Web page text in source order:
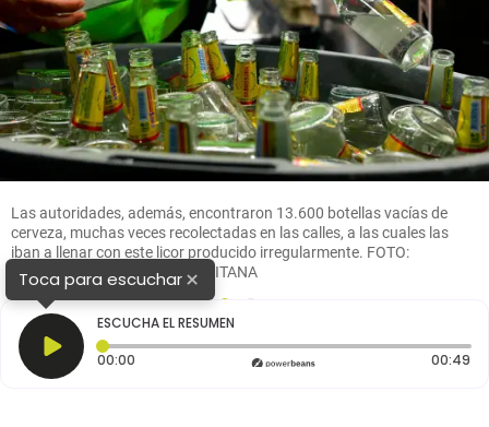
Las autoridades, además, encontraron 13.600 botellas vacías de
cerveza, muchas veces recolectadas en las calles, a las cuales las
iban a llenar con este licor producido irregularmente. FOTO:
CORTESÍA POLICÍA METRPOLITANA
Toca para escuchar×
ESCUCHA EL RESUMEN
00:00 Tiempo transcurrido: 0 segundos 00:49